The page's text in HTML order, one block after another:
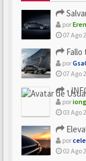
porEren
07 Ago
por
07 Ago
-
por
03 Ago
por
02 Ago